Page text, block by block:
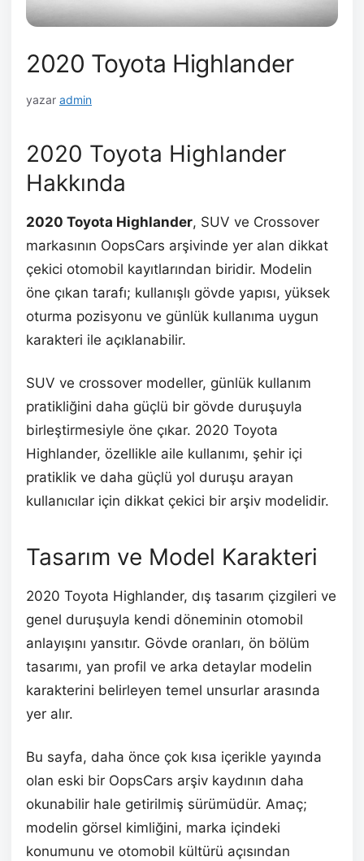
2020 Toyota Highlander
yazar admin
2020 Toyota Highlander
Hakkında
2020 Toyota Highlander, SUV ve Crossover
markasının OopsCars arşivinde yer alan dikkat
çekici otomobil kayıtlarından biridir. Modelin
öne çıkan tarafı; kullanışlı gövde yapısı, yüksek
oturma pozisyonu ve günlük kullanıma uygun
karakteri ile açıklanabilir.
SUV ve crossover modeller, günlük kullanım
pratikliğini daha güçlü bir gövde duruşuyla
birleştirmesiyle öne çıkar. 2020 Toyota
Highlander, özellikle aile kullanımı, şehir içi
pratiklik ve daha güçlü yol duruşu arayan
kullanıcılar için dikkat çekici bir arşiv modelidir.
Tasarım ve Model Karakteri
2020 Toyota Highlander, dış tasarım çizgileri ve
genel duruşuyla kendi döneminin otomobil
anlayışını yansıtır. Gövde oranları, ön bölüm
tasarımı, yan profil ve arka detaylar modelin
karakterini belirleyen temel unsurlar arasında
yer alır.
Bu sayfa, daha önce çok kısa içerikle yayında
olan eski bir OopsCars arşiv kaydının daha
okunabilir hale getirilmiş sürümüdür. Amaç;
modelin görsel kimliğini, marka içindeki
konumunu ve otomobil kültürü açısından